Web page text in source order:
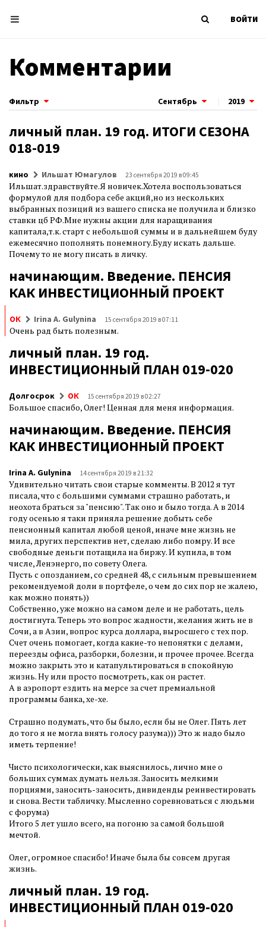
ВОЙТИ
Комментарии
Фильтр Сентябрь 2019
личный план. 19 год. ИТОГИ СЕЗОНА
018-019
кино Ильшат Юмагулов 23 сентября 2019 в 09:45
Ильшат.здравствуйте.Я новичек.Хотела воспользоваться
формулой для подбора себе акций,но из нескольких
выбранных позиций из вашего списка не получила и близко
ставки цб РФ.Мне нужны акции для наращивания
капитала,т.к. старт с небольшой суммы и в дальнейшем буду
ежемесячно пополнять понемногу.Буду искать дальше.
Почему то не могу писать в личку.
начинающим. Введение. ПЕНСИЯ
КАК ИНВЕСТИЦИОННЫЙ ПРОЕКТ
ОК Irina A. Gulynina 15 сентября 2019 в 07:11
Очень рад быть полезным.
личный план. 19 год.
ИНВЕСТИЦИОННЫЙ ПЛАН 019-020
Долгосрок ОК 15 сентября 2019 в 02:27
Большое спасибо, Олег! Ценная для меня информация.
начинающим. Введение. ПЕНСИЯ
КАК ИНВЕСТИЦИОННЫЙ ПРОЕКТ
Irina A. Gulynina 14 сентября 2019 в 21:32
Удивительно читать свои старые комменты. В 2012 я тут
писала, что с большими суммами страшно работать, и
неохота браться за "пенсию". Так оно и было тогда. А в 2014
году осенью я таки приняла решение добыть себе
пенсионный капитал любой ценой, иначе мне жизнь не
мила, других перспектив нет, сделаю либо помру. И все
свободные деньги потащила на биржу. И купила, в том
числе, Ленэнерго, по совету Олега.
Пусть с опозданием, со средней 48, с сильным превышением
рекомендуемой доли в портфеле, о чем до сих пор не жалею,
как можно понять))
Собственно, уже можно на самом деле и не работать, цель
достигнута. Теперь это вопрос жадности, желания жить не в
Сочи, а в Азии, вопрос курса доллара, выросшего с тех пор.
Счет очень помогает, когда какие-то непонятки с делами,
переезды офиса, разборки, болезни, и прочее прочее. Всегда
можно закрыть это и катапультироваться в спокойную
жизнь. Ну или просто посмотреть, как он растет.
А в аэропорт ездить на мерсе за счет премиальной
программы банка, хе-хе.
Страшно подумать, что бы было, если бы не Олег. Пять лет
до того я не могла внять голосу разума))) Это ж надо было
иметь терпение!
Чисто психологически, как выяснилось, лично мне о
больших суммах думать нельзя. Заносить мелкими
порциями, заносить-заносить, дивиденды реинвестировать
и снова. Вести табличку. Мысленно соревноваться с людьми
с форума)
Итого 5 лет ушло всего, на погоню за самой большой
мечтой.
Олег, огромное спасибо! Иначе была бы совсем другая
жизнь.
личный план. 19 год.
ИНВЕСТИЦИОННЫЙ ПЛАН 019-020